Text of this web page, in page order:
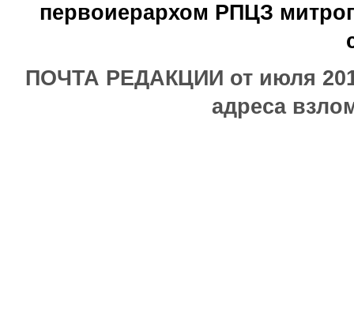
первоиерархом РПЦЗ
ПОЧТА РЕДАКЦИИ от июля
адреса